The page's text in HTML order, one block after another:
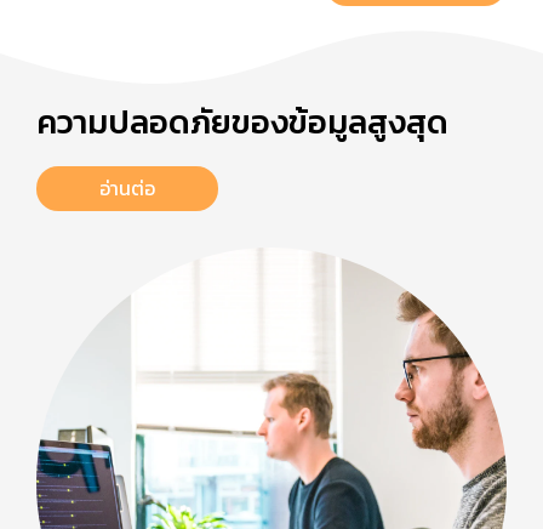
ความปลอดภัยของข้อมูลสูงสุด
อ่านต่อ